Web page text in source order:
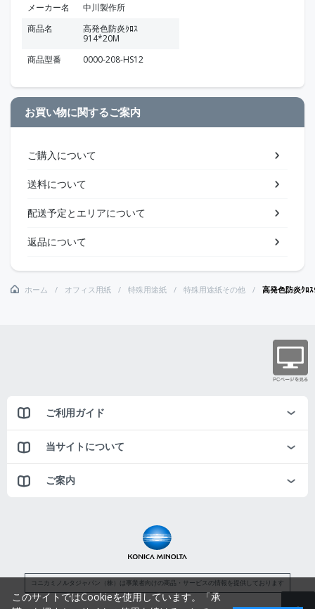
メーカー名
中川製作所
商品名
高発色防炎ｸﾛｽ
914*20M
商品型番
0000-208-HS12
お買い物に関するご案内
ご購入について
送料について
配送予定とエリアについて
返品について
ホーム オフィス用紙 特殊用途紙 特殊用途紙その他 高発色防炎ｸﾛ
ご利用ガイド
当サイトについて
ご案内
コニカミノルタジャパン（株）は事業者向けの商品・サービスの情報を提供しております
このサイトではCookieを使用しています。「承